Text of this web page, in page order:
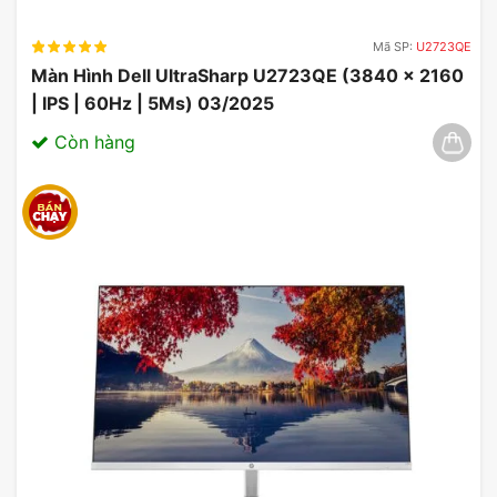
Lợi Ích Của Tần Số Quét Cao &
Công Nghệ OLED trên ASUS ROG
Swift OLED PG39WCDM
Một màn hình chơi game chất lượng cao không chỉ
là một thiết bị hiển thị, mà còn là một yếu tố quyết
định trong trải nghiệm gaming của bạn. Sự kết hợp
giữa công nghệ HDR và độ tương phản cao trên
ASUS ROG Swift OLED PG39WCDM tạo ra hình
ảnh sống động, khiến bạn cảm thấy như đang chìm
Mã SP: U2723QE
Màn Hình Dell UltraSharp U2723QE (3840 x 2160
| IPS | 60Hz | 5Ms) 03/2025
Còn hàng